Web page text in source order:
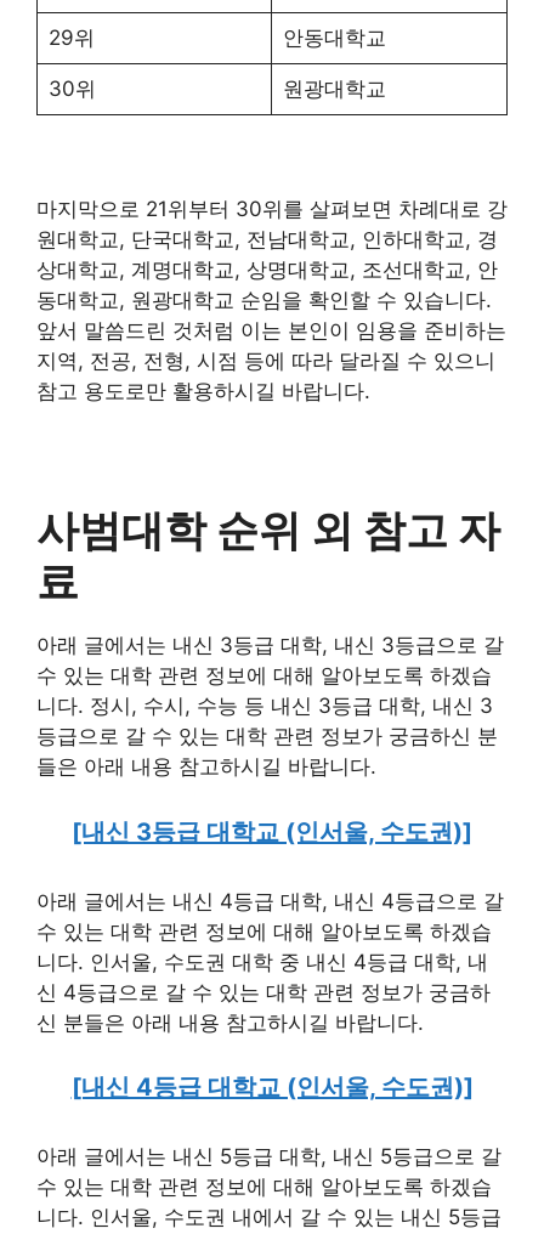
29위 안동대학교
30위 원광대학교
마지막으로 21위부터 30위를 살펴보면 차례대로 강
원대학교, 단국대학교, 전남대학교, 인하대학교, 경
상대학교, 계명대학교, 상명대학교, 조선대학교, 안
동대학교, 원광대학교 순임을 확인할 수 있습니다.
앞서 말씀드린 것처럼 이는 본인이 임용을 준비하는
지역, 전공, 전형, 시점 등에 따라 달라질 수 있으니
참고 용도로만 활용하시길 바랍니다.
사범대학 순위 외 참고 자
료
아래 글에서는 내신 3등급 대학, 내신 3등급으로 갈
수 있는 대학 관련 정보에 대해 알아보도록 하겠습
니다. 정시, 수시, 수능 등 내신 3등급 대학, 내신 3
등급으로 갈 수 있는 대학 관련 정보가 궁금하신 분
들은 아래 내용 참고하시길 바랍니다.
[내신 3등급 대학교 (인서울, 수도권)]
아래 글에서는 내신 4등급 대학, 내신 4등급으로 갈
수 있는 대학 관련 정보에 대해 알아보도록 하겠습
니다. 인서울, 수도권 대학 중 내신 4등급 대학, 내
신 4등급으로 갈 수 있는 대학 관련 정보가 궁금하
신 분들은 아래 내용 참고하시길 바랍니다.
[내신 4등급 대학교 (인서울, 수도권)]
아래 글에서는 내신 5등급 대학, 내신 5등급으로 갈
수 있는 대학 관련 정보에 대해 알아보도록 하겠습
니다. 인서울, 수도권 내에서 갈 수 있는 내신 5등급